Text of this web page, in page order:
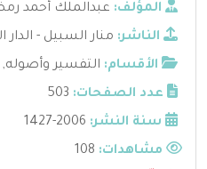
المؤلف: عبدالملك أحمد
الناشر: منار السبيل - الدار
الأقسام: التفسير وأصوله,
عدد الصفحات: 503
سنة النشر: 2006-1427
مشاهدات: